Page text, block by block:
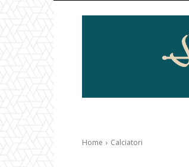
Home Calciatori